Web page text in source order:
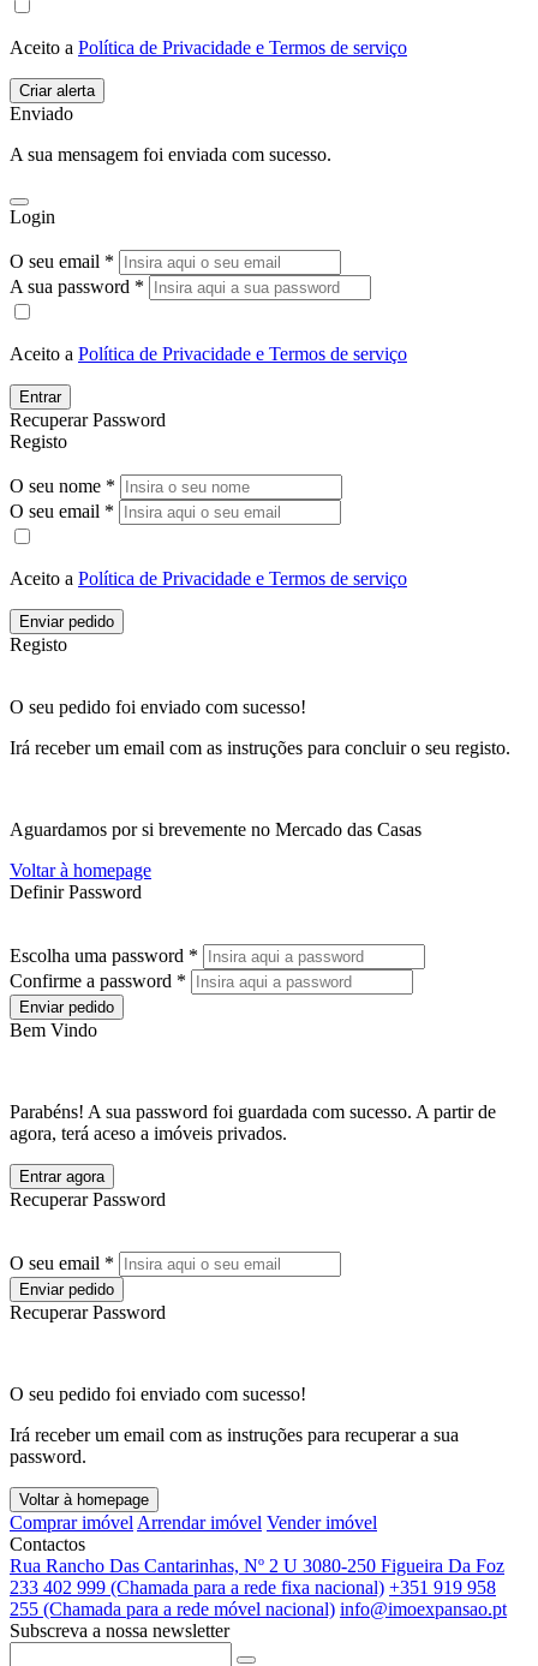
Aceito a Política de Privacidade e Termos de serviço
Enviado
A sua mensagem foi enviada com sucesso.
Login
O seu email *
A sua password *
Aceito a Política de Privacidade e Termos de serviço
Entrar
Recuperar Password
Registo
O seu nome *
O seu email *
Aceito a Política de Privacidade e Termos de serviço
Enviar pedido
Registo
O seu pedido foi enviado com sucesso!
Irá receber um email com as instruções para concluir o seu registo.
Aguardamos por si brevemente no Mercado das Casas
Voltar à homepage
Definir Password
Escolha uma password *
Confirme a password *
Enviar pedido
Bem Vindo
Parabéns! A sua password foi guardada com sucesso. A partir de
agora, terá aceso a imóveis privados.
Entrar agora
Recuperar Password
O seu email *
Enviar pedido
Recuperar Password
O seu pedido foi enviado com sucesso!
Irá receber um email com as instruções para recuperar a sua
password.
Voltar à homepage
Comprar imóvel Arrendar imóvel Vender imóvel
Contactos
Rua Rancho Das Cantarinhas, Nº 2 U 3080-250 Figueira Da Foz
233 402 999 (Chamada para a rede fixa nacional) +351 919 958
255 (Chamada para a rede móvel nacional) info@imoexpansao.pt
Subscreva a nossa newsletter